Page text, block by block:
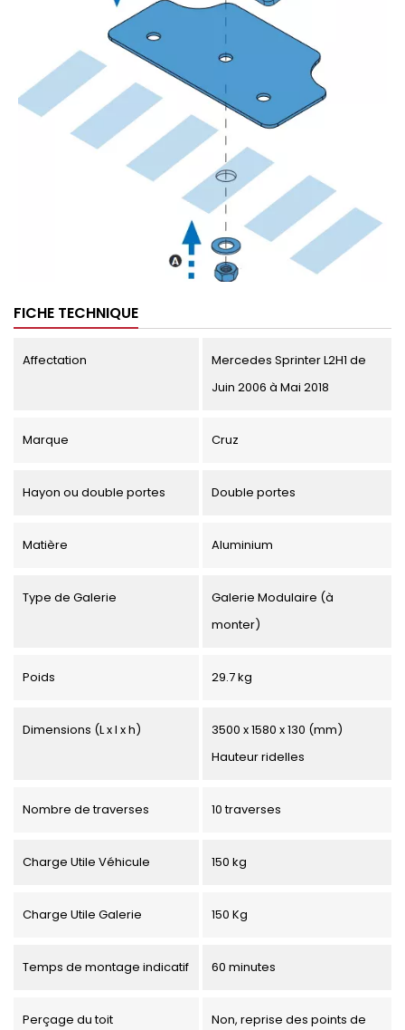
FICHE TECHNIQUE
Affectation
Mercedes Sprinter L2H1 de
Juin 2006 à Mai 2018
Marque Cruz
Hayon ou double portes Double portes
Matière Aluminium
Type de Galerie
Galerie Modulaire (à
monter)
Poids 29.7 kg
Dimensions (L x l x h)
3500 x 1580 x 130 (mm)
Hauteur ridelles
Nombre de traverses 10 traverses
Charge Utile Véhicule 150 kg
Charge Utile Galerie 150 Kg
Temps de montage indicatif 60 minutes
Perçage du toit
Non, reprise des points de